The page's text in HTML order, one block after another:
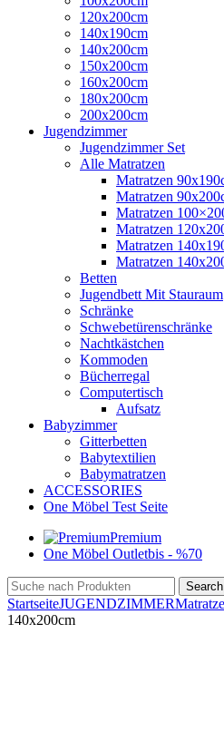
120x200cm
140x190cm
140x200cm
150x200cm
160x200cm
180x200cm
200x200cm
Jugendzimmer
Jugendzimmer Set
Alle Matratzen
Matratzen
Matratzen
Matratzen
Matratzen
Matratzen
Matratzen
Betten
Jugendbett Mit Stauraum
Schränke
Schwebetürenschränke
Nachtkästchen
Kommoden
Bücherregal
Computertisch
Aufsatz
Babyzimmer
Gitterbetten
Babytextilien
Babymatratzen
ACCESSORIES
One Möbel Test Seite
Premium
One Möbel Outletbis - %70
Search
StartseiteJUGENDZIMMER
140x200cm